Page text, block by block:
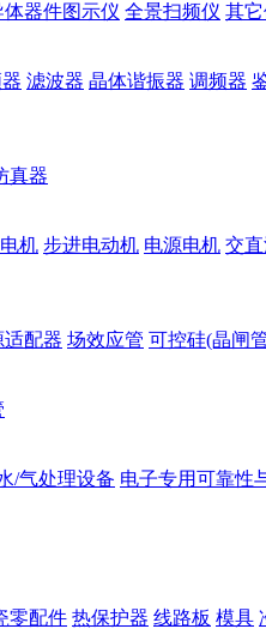
体器件图示仪 全景扫频仪 其
滤波器 晶体谐振器 调频器
真器
机 步进电动机 电源电机 交
适配器 场效应管 可控硅(晶闸
/气处理设备 电子专用可靠性
零配件 热保护器 线路板 模具